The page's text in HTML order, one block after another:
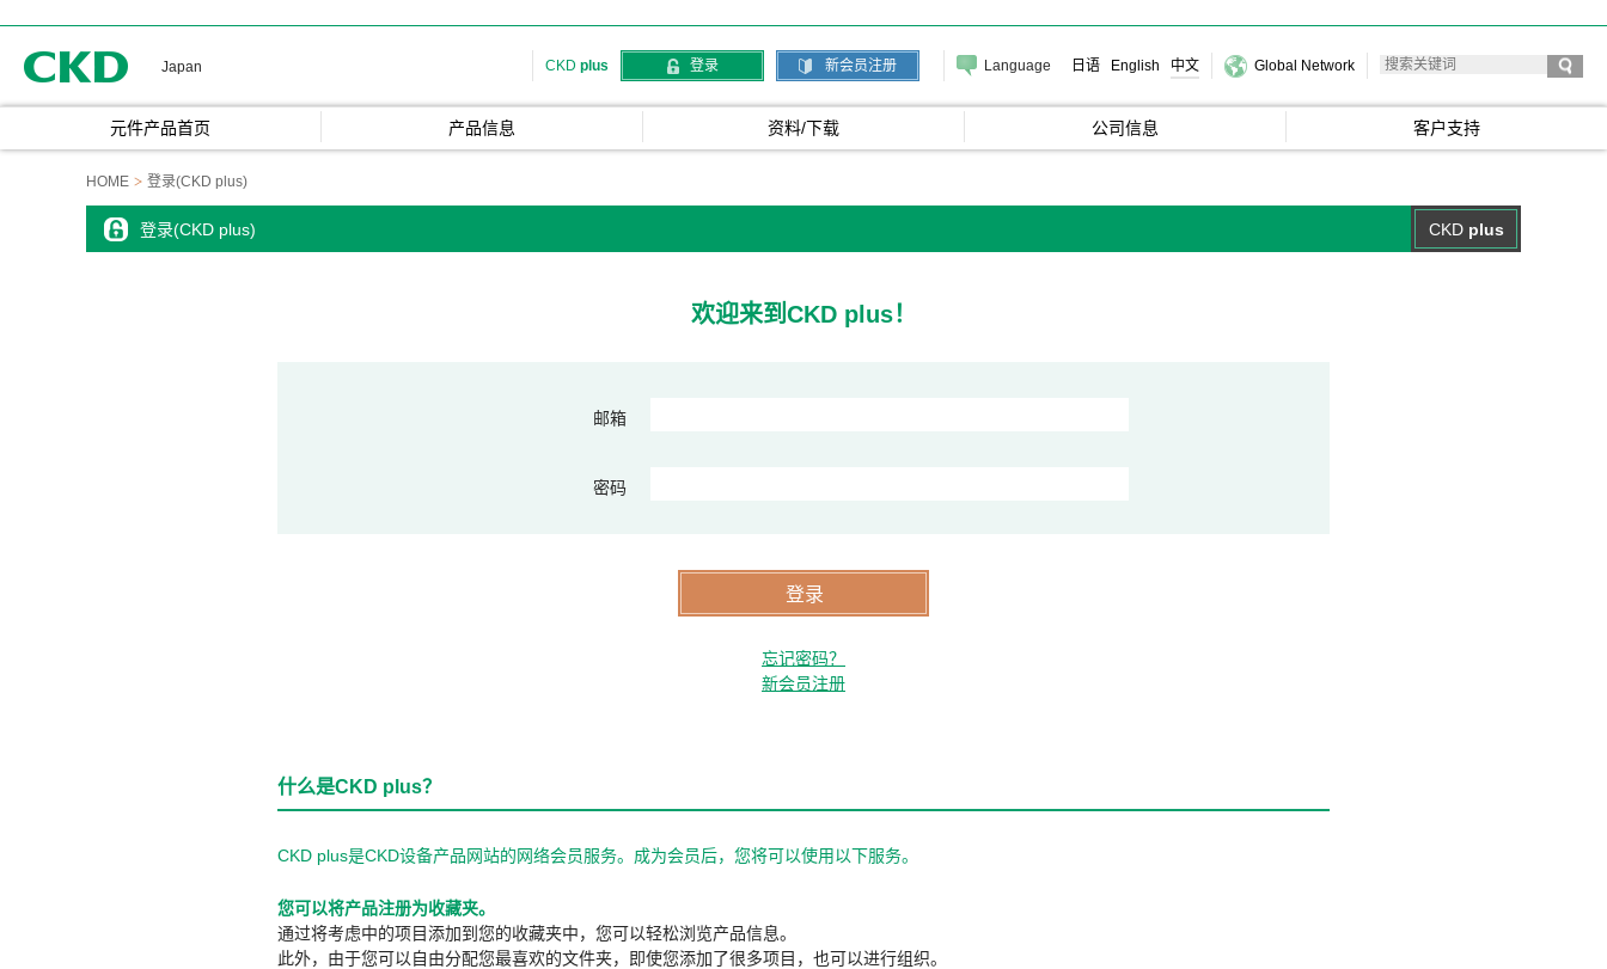
Japan CKD plus 登录 新会员注册 Language 日语 English 中文 Global Network
元件产品首页 产品信息 资料/下载 公司信息 客户支持
HOME 登录(CKD plus)
登录(CKD plus) CKD plus
欢迎来到CKD plus！
邮箱
密码
忘记密码？
新会员注册
什么是CKD plus？
CKD plus是CKD设备产品网站的网络会员服务。成为会员后，您将可以使用以下服务。
您可以将产品注册为收藏夹。
通过将考虑中的项目添加到您的收藏夹中，您可以轻松浏览产品信息。
此外，由于您可以自由分配您最喜欢的文件夹，即使您添加了很多项目，也可以进行组织。